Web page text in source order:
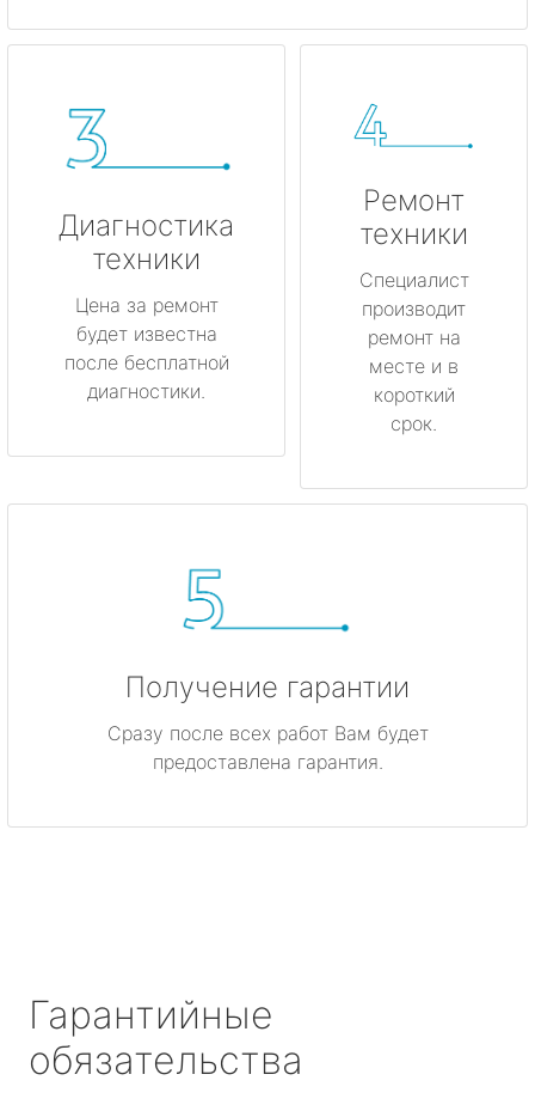
Диагностика
техники
Цена за ремонт
будет известна
после бесплатной
диагностики.
Ремонт
техники
Специалист
производит
ремонт на
месте и в
короткий
срок.
Получение гарантии
Сразу после всех работ Вам будет
предоставлена гарантия.
Гарантийные
обязательства